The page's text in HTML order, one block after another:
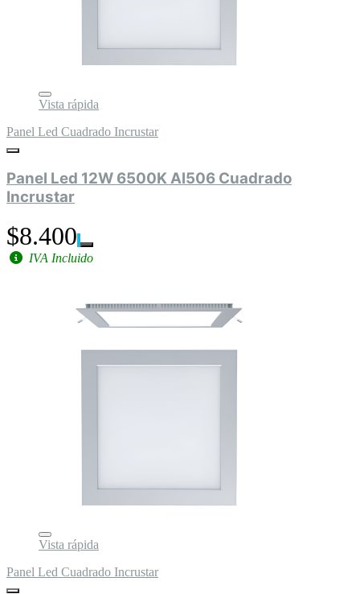
Vista rápida
Panel Led Cuadrado Incrustar
Panel Led 12W 6500K Al506 Cuadrado
Incrustar
$8.400
IVA Incluido
Vista rápida
Panel Led Cuadrado Incrustar